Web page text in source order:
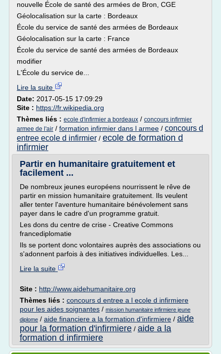
nouvelle École de santé des armées de Bron, CGE
Géolocalisation sur la carte : Bordeaux
École du service de santé des armées de Bordeaux
Géolocalisation sur la carte : France
École du service de santé des armées de Bordeaux
modifier
L'École du service de...
Lire la suite
Date: 2017-05-15 17:09:29
Site : https://fr.wikipedia.org
Thèmes liés : ecole d'infirmier a bordeaux / concours infirmier
armee de l'air / formation infirmier dans l armee / concours d
entree ecole d infirmier / ecole de formation d
infirmier
Partir en humanitaire gratuitement et
facilement ...
De nombreux jeunes européens nourrissent le rêve de
partir en mission humanitaire gratuitement. Ils veulent
aller tenter l'aventure humanitaire bénévolement sans
payer dans le cadre d'un programme gratuit.
Les dons du centre de crise - Creative Commons
francediplomatie
Ils se portent donc volontaires auprès des associations ou
s'adonnent parfois à des initiatives individuelles. Les...
Lire la suite
Site : http://www.aidehumanitaire.org
Thèmes liés : concours d entree a l ecole d infirmiere
pour les aides soignantes / mission humanitaire infirmiere jeune
diplome / aide financiere a la formation d'infirmiere / aide
pour la formation d'infirmiere / aide a la
formation d infirmiere